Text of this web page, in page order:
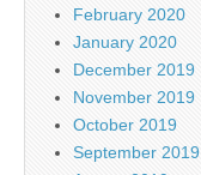
February 2020
January 2020
December 2019
November 2019
October 2019
September 2019